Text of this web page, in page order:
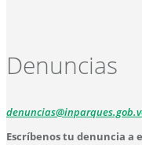
Denuncias
Escríbenos tu denuncia a